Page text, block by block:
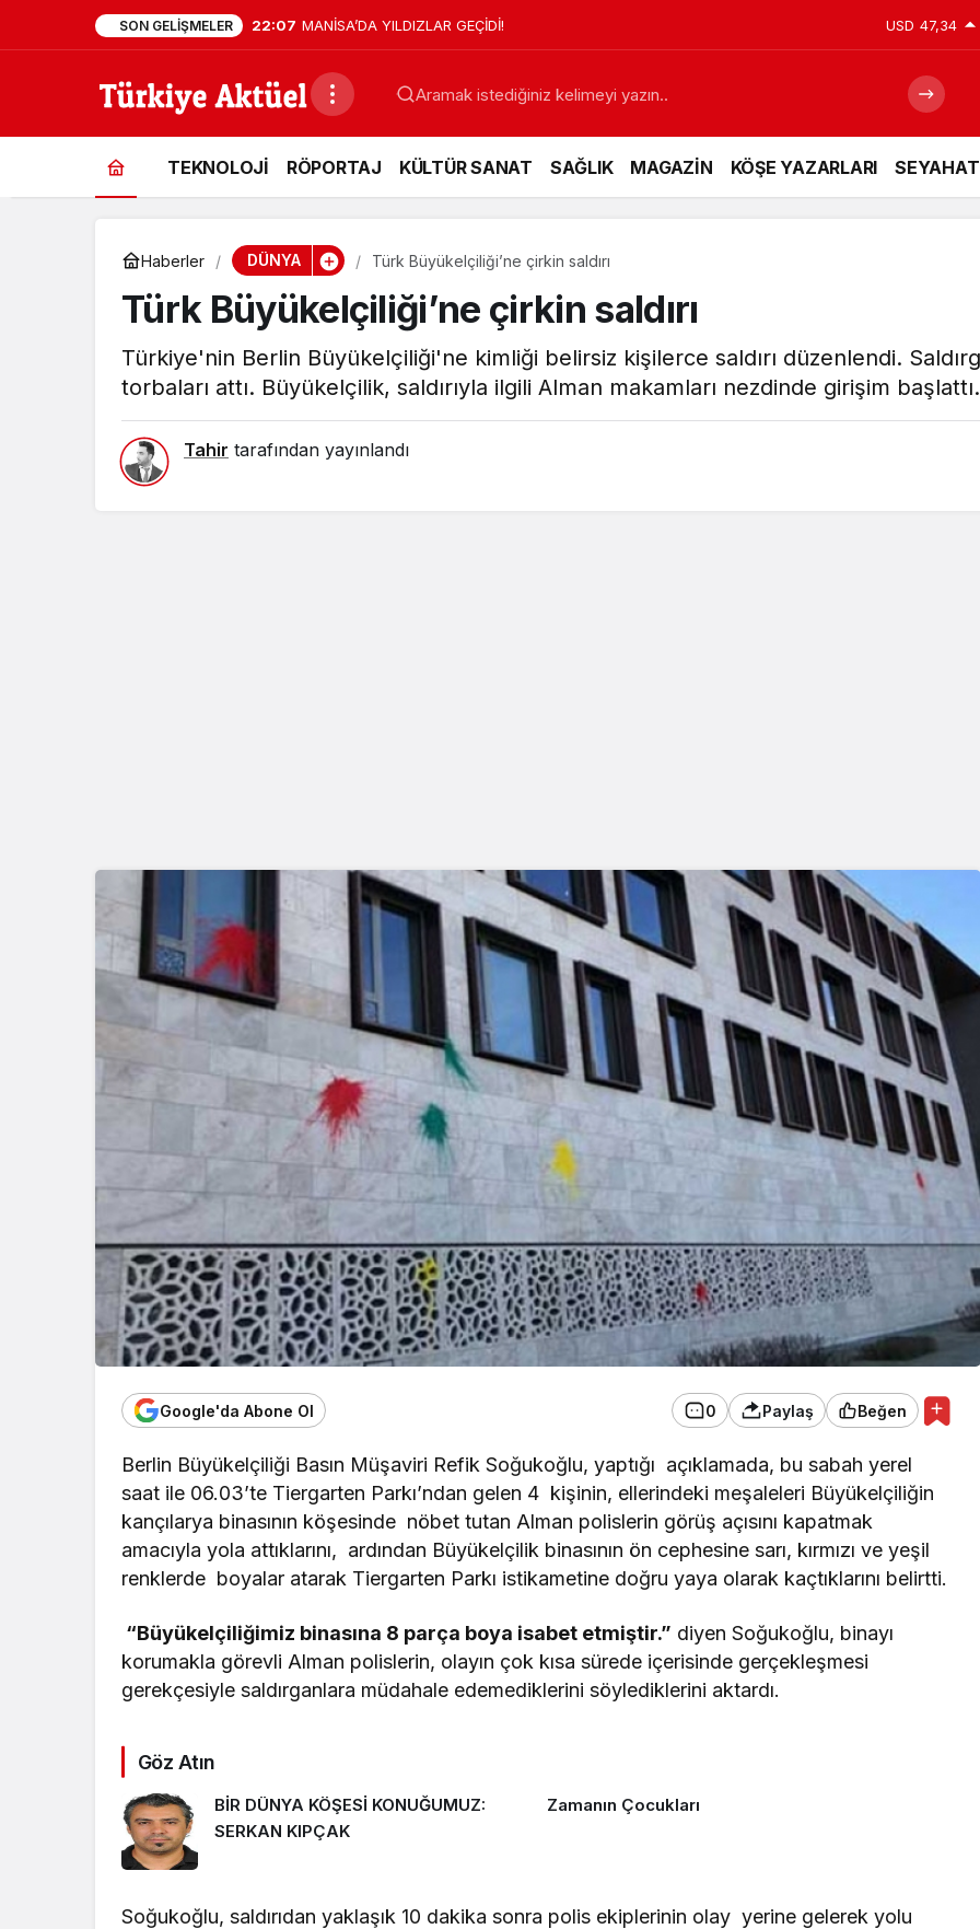
SON GELIŞMELER 22:07 MANİSA’DA YILDIZLAR GEÇİDİ! USD 47,34
TEKNOLOJİ RÖPORTAJ KÜLTÜR SANAT SAĞLIK MAGAZİN KÖŞE YAZARLARI SEYAHAT
Haberler DÜNYA Türk Büyükelçiliği’ne çirkin saldırı
Türk Büyükelçiliği’ne çirkin saldırı
Türkiye'nin Berlin Büyükelçiliği'ne kimliği belirsiz kişilerce saldırı düzenlendi.
torbaları attı. Büyükelçilik, saldırıyla ilgili Alman makamları nezdinde girişim başlattı.
Tahir tarafından yayınlandı
Google'da Abone Ol 0 Paylaş Beğen
Berlin Büyükelçiliği Basın Müşaviri Refik Soğukoğlu, yaptığı açıklamada, bu sabah yerel
saat ile 06.03’te Tiergarten Parkı’ndan gelen 4 kişinin, ellerindeki meşaleleri Büyükelçiliğin
kançılarya binasının köşesinde nöbet tutan Alman polislerin görüş açısını kapatmak
amacıyla yola attıklarını, ardından Büyükelçilik binasının ön cephesine sarı, kırmızı ve yeşil
renklerde boyalar atarak Tiergarten Parkı istikametine doğru yaya olarak kaçtıklarını belirtti.
“Büyükelçiliğimiz binasına 8 parça boya isabet etmiştir.” diyen Soğukoğlu, binayı
korumakla görevli Alman polislerin, olayın çok kısa sürede içerisinde gerçekleşmesi
gerekçesiyle saldırganlara müdahale edemediklerini söylediklerini aktardı.
Göz Atın
BİR DÜNYA KÖŞESİ KONUĞUMUZ:
SERKAN KIPÇAK
Zamanın Çocukları
Soğukoğlu, saldırıdan yaklaşık 10 dakika sonra polis ekiplerinin olay yerine gelerek yolu
GÜNDEM
MANİSA’DA YILDIZLAR
GEÇİDİ!
Konak Tel Çit, Tel Çit
Hesaplamada Yeni Bir
Yaklaşım